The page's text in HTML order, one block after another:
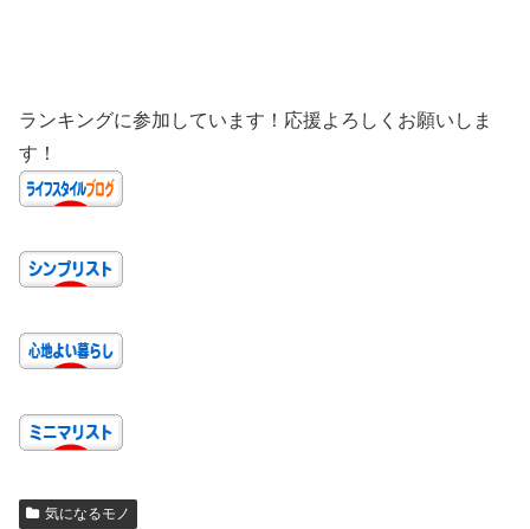
ランキングに参加しています！応援よろしくお願いしま
す！
気になるモノ